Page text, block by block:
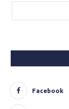
Facebook